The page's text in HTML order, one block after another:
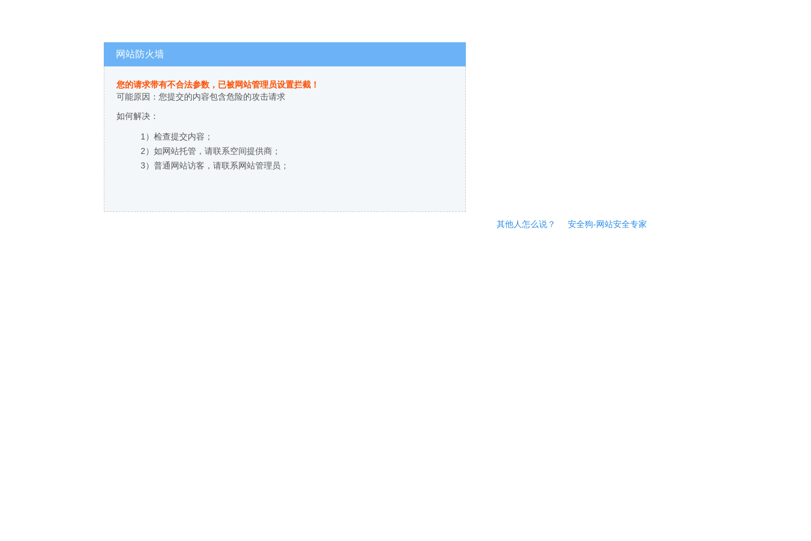
网站防火墙
您的请求带有不合法参数，已被网站管理员设置拦截！
可能原因：您提交的内容包含危险的攻击请求
如何解决：
1）检查提交内容；
2）如网站托管，请联系空间提供商；
3）普通网站访客，请联系网站管理员；
其他人怎么说？ 安全狗-网站安全专家